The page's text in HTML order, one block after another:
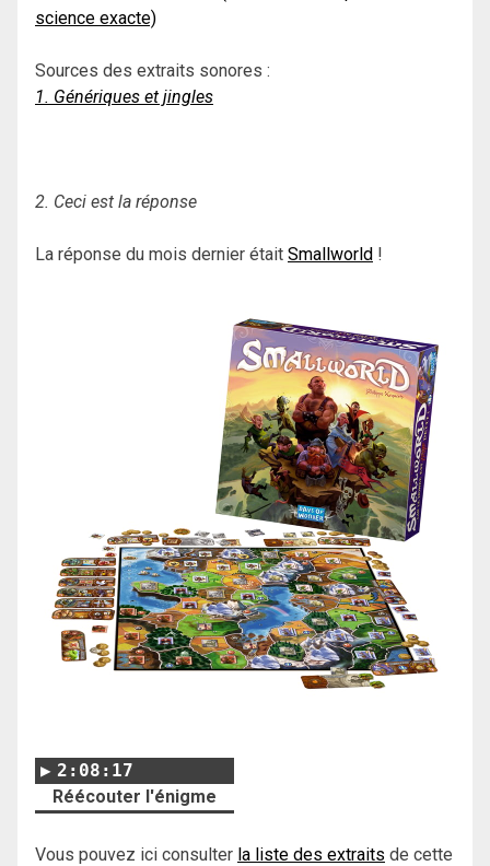
science exacte)
Sources des extraits sonores :
1. Génériques et jingles
2. Ceci est la réponse
La réponse du mois dernier était Smallworld !
2:08:17
Réécouter l'énigme
Vous pouvez ici consulter la liste des extraits de cette